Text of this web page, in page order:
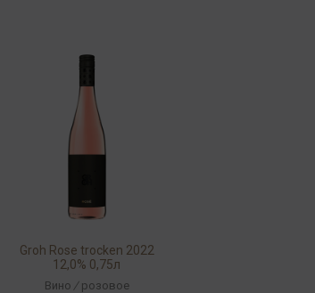
Groh Rose trocken 2022
12,0% 0,75л
Вино / розовое